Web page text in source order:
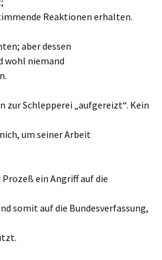
Reaktionen erhalten.
aber dessen
wohl niemand
zur Schlepperei „aufgereizt“. Kein
um seiner Arbeit
ein Angriff auf die
somit auf die Bundesverfassung,